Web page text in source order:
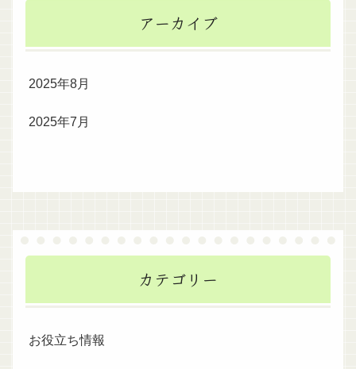
アーカイブ
2025年8月
2025年7月
カテゴリー
お役立ち情報